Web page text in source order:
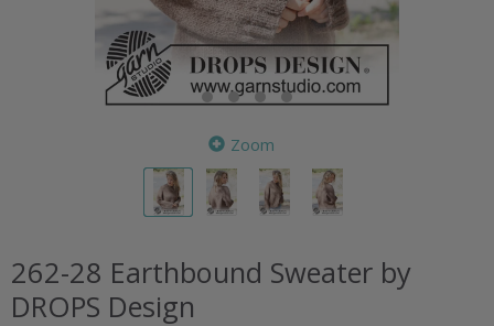
Zoom
262-28 Earthbound Sweater by
DROPS Design